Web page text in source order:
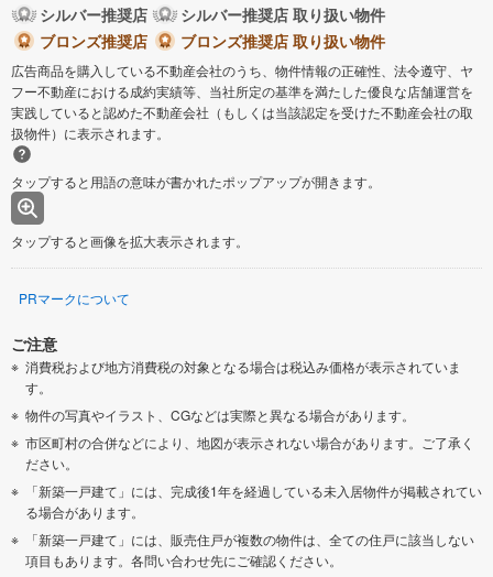
シルバー推奨店
シルバー推奨店 取り扱い物件
ブロンズ推奨店
ブロンズ推奨店 取り扱い物件
広告商品を購入している不動産会社のうち、物件情報の正確性、法令遵守、ヤ
フー不動産における成約実績等、当社所定の基準を満たした優良な店舗運営を
実践していると認めた不動産会社（もしくは当該認定を受けた不動産会社の取
扱物件）に表示されます。
タップすると用語の意味が書かれたポップアップが開きます。
タップすると画像を拡大表示されます。
PRマークについて
ご注意
消費税および地方消費税の対象となる場合は税込み価格が表示されていま
す。
物件の写真やイラスト、CGなどは実際と異なる場合があります。
市区町村の合併などにより、地図が表示されない場合があります。ご了承く
ださい。
「新築一戸建て」には、完成後1年を経過している未入居物件が掲載されてい
る場合があります。
「新築一戸建て」には、販売住戸が複数の物件は、全ての住戸に該当しない
項目もあります。各問い合わせ先にご確認ください。